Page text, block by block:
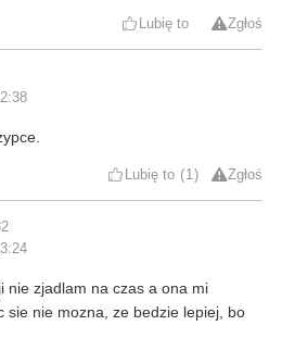
Lubię to Zgłoś
Lubię to 1 Zgłoś
nie zjadlam na czas a ona mi
sie nie mozna, ze bedzie lepiej, bo